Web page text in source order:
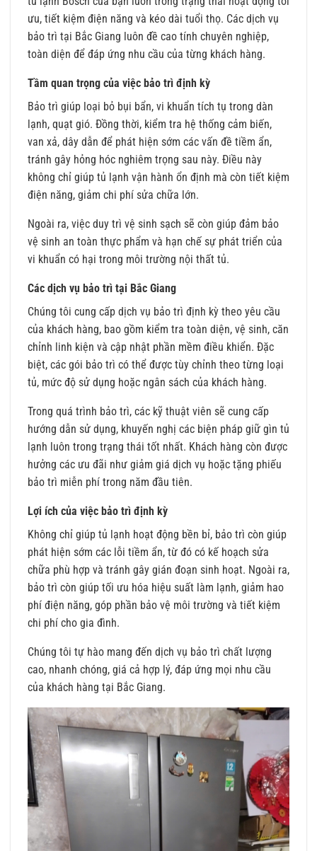
ưu, tiết kiệm điện năng và kéo dài tuổi thọ. Các dịch vụ
bảo trì tại Bắc Giang luôn đề cao tính chuyên nghiệp,
toàn diện để đáp ứng nhu cầu của từng khách hàng.
Tầm quan trọng của việc bảo trì định kỳ
Bảo trì giúp loại bỏ bụi bẩn, vi khuẩn tích tụ trong dàn
lạnh, quạt gió. Đồng thời, kiểm tra hệ thống cảm biến,
van xả, dây dẫn để phát hiện sớm các vấn đề tiềm ẩn,
tránh gây hỏng hóc nghiêm trọng sau này. Điều này
không chỉ giúp tủ lạnh vận hành ổn định mà còn tiết kiệm
điện năng, giảm chi phí sửa chữa lớn.
Ngoài ra, việc duy trì vệ sinh sạch sẽ còn giúp đảm bảo
vệ sinh an toàn thực phẩm và hạn chế sự phát triển của
vi khuẩn có hại trong môi trường nội thất tủ.
Các dịch vụ bảo trì tại Bắc Giang
Chúng tôi cung cấp dịch vụ bảo trì định kỳ theo yêu cầu
của khách hàng, bao gồm kiểm tra toàn diện, vệ sinh, căn
chỉnh linh kiện và cập nhật phần mềm điều khiển. Đặc
biệt, các gói bảo trì có thể được tùy chỉnh theo từng loại
tủ, mức độ sử dụng hoặc ngân sách của khách hàng.
Trong quá trình bảo trì, các kỹ thuật viên sẽ cung cấp
hướng dẫn sử dụng, khuyến nghị các biện pháp giữ gìn tủ
lạnh luôn trong trạng thái tốt nhất. Khách hàng còn được
hưởng các ưu đãi như giảm giá dịch vụ hoặc tặng phiếu
bảo trì miễn phí trong năm đầu tiên.
Lợi ích của việc bảo trì định kỳ
Không chỉ giúp tủ lạnh hoạt động bền bỉ, bảo trì còn giúp
phát hiện sớm các lỗi tiềm ẩn, từ đó có kế hoạch sửa
chữa phù hợp và tránh gây gián đoạn sinh hoạt. Ngoài ra,
bảo trì còn giúp tối ưu hóa hiệu suất làm lạnh, giảm hao
phí điện năng, góp phần bảo vệ môi trường và tiết kiệm
chi phí cho gia đình.
Chúng tôi tự hào mang đến dịch vụ bảo trì chất lượng
cao, nhanh chóng, giá cả hợp lý, đáp ứng mọi nhu cầu
của khách hàng tại Bắc Giang.